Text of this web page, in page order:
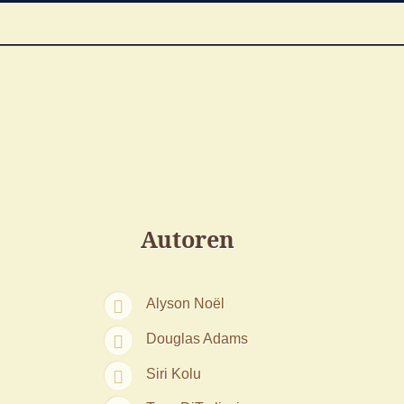
Autoren
Alyson Noël
Douglas Adams
Siri Kolu